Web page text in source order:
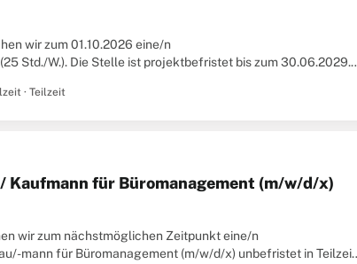
wir zum 01.10.2026 eine/n
Std./W.). Die Stelle ist projektbefristet bis zum 30.06.2029.
· Teilzeit
für Büromanagement (m/w/d/x)
wir zum nächstmöglichen Zeitpunkt eine/n
mann für Büromanagement (m/w/d/x) unbefristet in Teilzeit